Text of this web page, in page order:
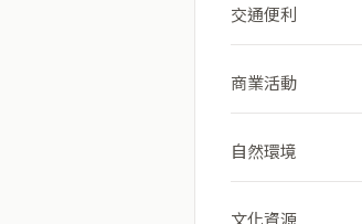
交通便利
商業活動
自然環境